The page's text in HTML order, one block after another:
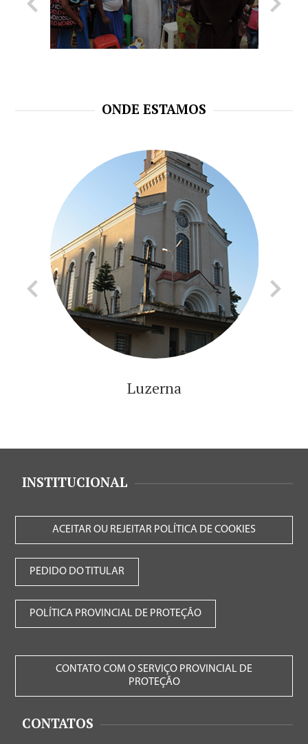
ONDE ESTAMOS
Luzerna
INSTITUCIONAL
ACEITAR OU REJEITAR POLÍTICA DE COOKIES
PEDIDO DO TITULAR
POLÍTICA PROVINCIAL DE PROTEÇÃO
CONTATO COM O SERVIÇO PROVINCIAL DE
PROTEÇÃO
CONTATOS